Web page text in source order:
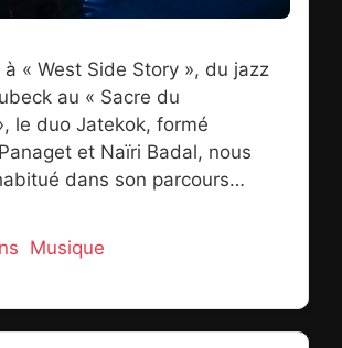
à « West Side Story », du jazz
au « Sacre du
le duo Jatekok, formé
et Naïri Badal, nous
dans son parcours
ses quatre mains un large
Bouleversant un peu plus
Musique